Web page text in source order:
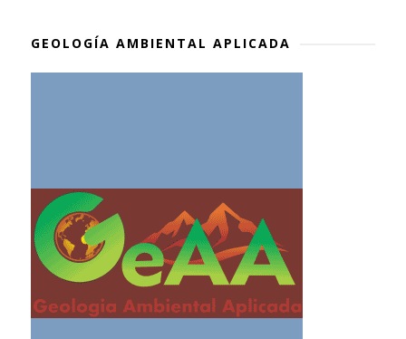
GEOLOGÍA AMBIENTAL APLICADA